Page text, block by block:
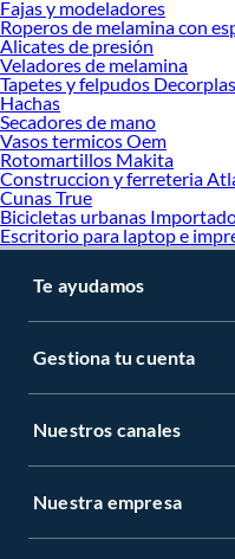
Fajas y modeladores
Roperos de melamina con
Alicates de presión
Veladores de melamina
Tapetes y felpudos Decorplas
Hachas
Secadores de mano
Vasos termicos Oem
Rotomartillos Makita
Construccion y ferreteria
Cunas True
Bicicletas urbanas
Escritorio para laptop e
Te ayudamos
Gestiona tu cuenta
Nuestros canales
Nuestra empresa